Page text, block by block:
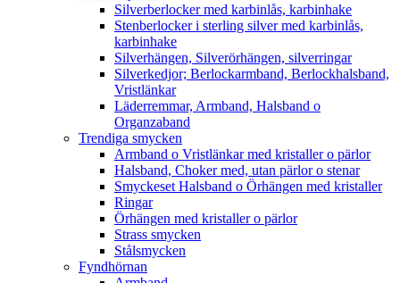
Silverberlocker med karbinlås, karbinhake
Stenberlocker i sterling silver med karbinlås,
karbinhake
Silverhängen, Silverörhängen, silverringar
Silverkedjor; Berlockarmband, Berlockhalsband,
Vristlänkar
Läderremmar, Armband, Halsband o
Organzaband
Trendiga smycken
Armband o Vristlänkar med kristaller o pärlor
Halsband, Choker med, utan pärlor o stenar
Smyckeset Halsband o Örhängen med kristaller
Ringar
Örhängen med kristaller o pärlor
Strass smycken
Stålsmycken
Fyndhörnan